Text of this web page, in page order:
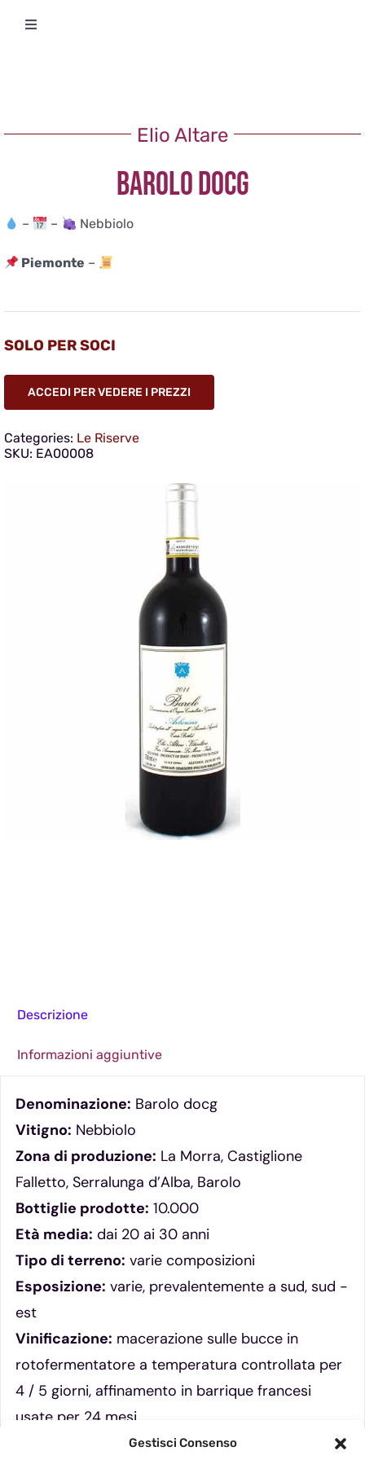
Gestisci Consenso
Toggle
Regala un’esperienza
Elio Altare
BAROLO DOCG
– – Nebbiolo
Piemonte –
SOLO PER SOCI
ACCEDI PER VEDERE I PREZZI
Categories: Le Riserve
SKU: EA00008
Descrizione
Informazioni aggiuntive
Denominazione: Barolo docg
Vitigno: Nebbiolo
Zona di produzione: La Morra, Castiglione
Falletto, Serralunga d’Alba, Barolo
Bottiglie prodotte: 10.000
Età media: dai 20 ai 30 anni
Tipo di terreno: varie composizioni
Esposizione: varie, prevalentemente a sud, sud -
est
Vinificazione: macerazione sulle bucce in
rotofermentatore a temperatura controllata per
4 / 5 giorni, affinamento in barrique francesi
usate per 24 mesi
rosso rubino vivo con riflessi granato